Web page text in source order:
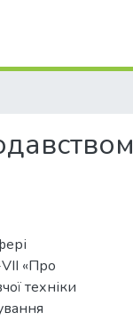
«Про
техніки